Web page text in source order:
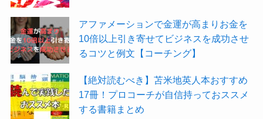
アファメーションで金運が高まりお金を
10倍以上引き寄せてビジネスを成功させ
るコツと例文【コーチング】
【絶対読むべき】苫米地英人本おすすめ
17冊！プロコーチが自信持っておススメ
する書籍まとめ